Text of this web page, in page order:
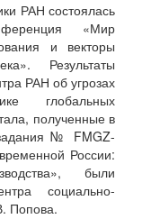
РАН состоялась
«Мир
и векторы
Результаты
РАН об угрозах
глобальных
полученные в
№ FMGZ-
России:
были
социально-
Попова.